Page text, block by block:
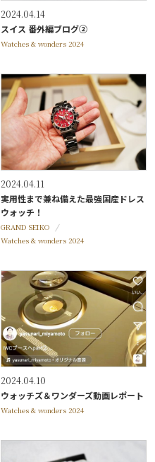
2024.04.14
スイス 番外編ブログ②
Watches & wonders 2024
2024.04.11
実用性まで兼ね備えた最強国産ドレス
ウォッチ！
GRAND SEIKO
Watches & wonders 2024
2024.04.10
ウォッチズ＆ワンダーズ動画レポート
Watches & wonders 2024